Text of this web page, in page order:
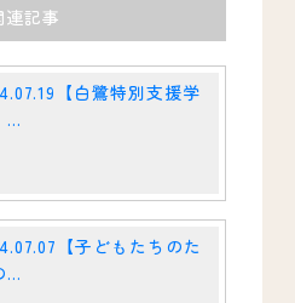
連記事
【白鷺特別支援学
【子どもたちのた
...